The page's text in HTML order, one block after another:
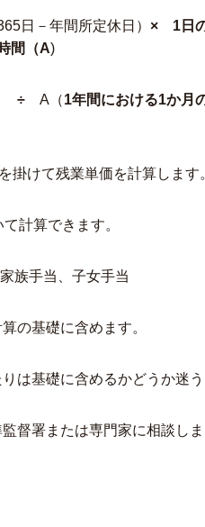
365日－年間所定休日） × 1日
間（A)
÷ A（1年間における1か月
掛けて残業単価を計算します
計算できます。
族手当、子女手当
の基礎に含めます。
基礎に含めるかどうか迷う
署または専門家に相談しま